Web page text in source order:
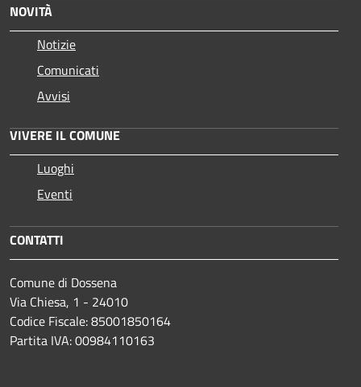
NOVITÀ
Notizie
Comunicati
Avvisi
VIVERE IL COMUNE
Luoghi
Eventi
CONTATTI
Comune di Dossena
Via Chiesa, 1 - 24010
Codice Fiscale: 85001850164
Partita IVA: 00984110163